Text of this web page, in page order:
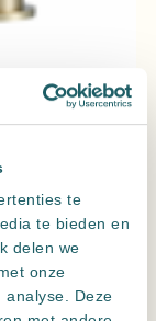
te
te bieden en
delen we
onze
analyse. Deze
met